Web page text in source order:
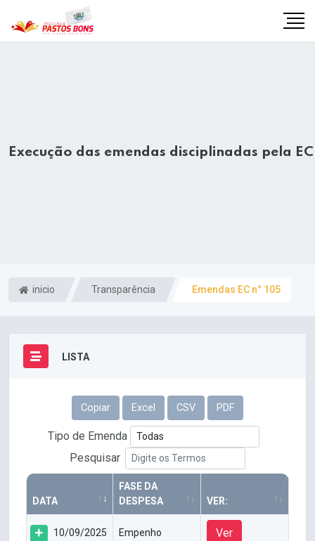
Execução das emendas disciplinadas pela
inicio Transparência Emendas EC n° 105
LISTA
Copiar Excel CSV PDF
Tipo de Emenda
Pesquisar
DATA
FASE DA
DESPESA
VER:
10/09/2025 Empenho Ver